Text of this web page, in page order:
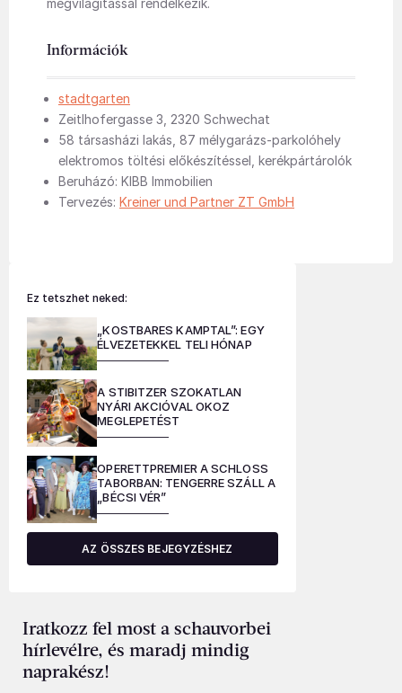
megvilágítással rendelkezik.
Információk
stadtgarten
Zeitlhofergasse 3, 2320 Schwechat
58 társasházi lakás, 87 mélygarázs-parkolóhely
elektromos töltési előkészítéssel, kerékpártárolók
Beruházó: KIBB Immobilien
Tervezés: Kreiner und Partner ZT GmbH
Ez tetszhet neked:
„KOSTBARES KAMPTAL”: EGY
ÉLVEZETEKKEL TELI HÓNAP
A STIBITZER SZOKATLAN
NYÁRI AKCIÓVAL OKOZ
MEGLEPETÉST
OPERETTPREMIER A SCHLOSS
TABORBAN: TENGERRE SZÁLL A
„BÉCSI VÉR”
AZ ÖSSZES BEJEGYZÉSHEZ
Iratkozz fel most a schauvorbei
hírlevélre, és maradj mindig
naprakész!